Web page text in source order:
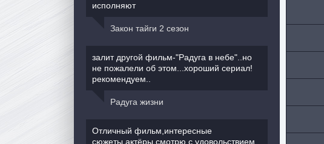
исполняют
Закон тайги 2 сезон
залит другой фильм-"Радуга в небе"..но
не пожалели об этом...хороший сериал!
рекомендуем..
Радуга жизни
Отличный фильм,интересные
сюжеты,актёры,смотрю с удовольствием